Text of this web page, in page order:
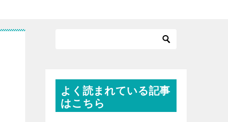
よく読まれている記事
はこちら